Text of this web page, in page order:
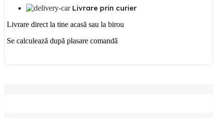
Livrare prin curier
Livrare direct la tine acasă sau la birou
Se calculează după plasare comandă